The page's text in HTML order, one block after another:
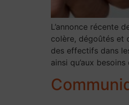
L’annonce récente
colère, dégoûtés et
des effectifs dans
ainsi qu’aux